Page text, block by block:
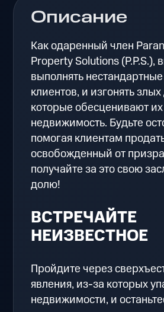
Описание
Как одаренный член
Property Solutions (P.P.S.),
выполнять
клиентов, и изгонять злых
которые обесценивают их
недвижимость. Будьте
помогая клиентам
освобожденный от
получайте за это свою
долю!
ВСТРЕЧАЙТЕ
НЕИЗВЕСТНОЕ
Пройдите через
явления, из-за которых
недвижимости, и